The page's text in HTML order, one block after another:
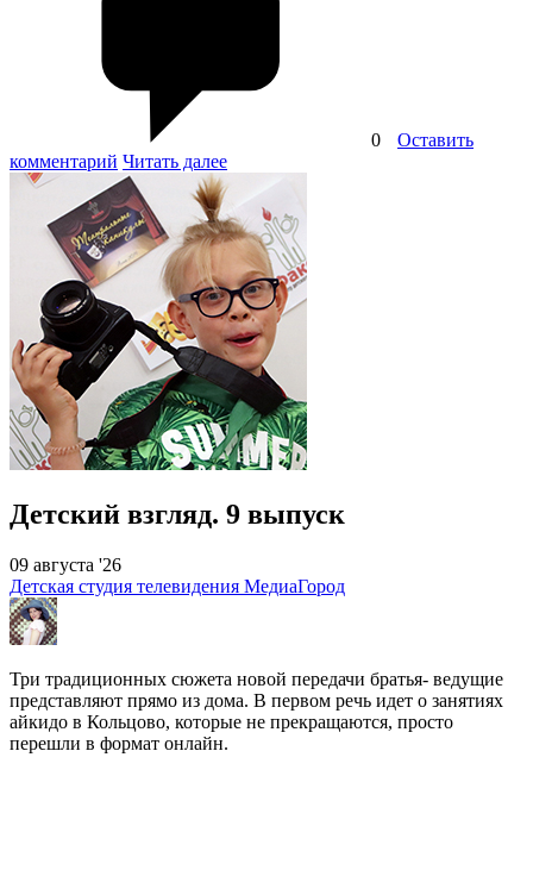
0
Оставить
комментарий Читать далее
Детский взгляд. 9 выпуск
09 августа '26
Детская студия телевидения МедиаГород
Три традиционных сюжета новой передачи братья- ведущие
представляют прямо из дома. В первом речь идет о занятиях
айкидо в Кольцово, которые не прекращаются, просто
перешли в формат онлайн.